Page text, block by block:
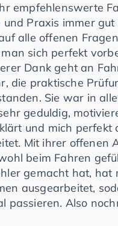
empfehlenswerte
und Praxis immer gut
alle offenen
sich perfekt
Dank geht an
die praktische
Sie war in
geduldig,
und mich perfekt
Mit ihrer offenen
beim Fahren
gemacht hat, hat
ausgearbeitet,
passieren. Also